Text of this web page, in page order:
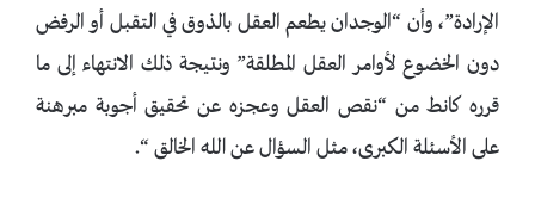
الإرادة”، وأن “الوجدان يطعم العقل بالذوق في التقبل أو الرفض
دون الخضوع لأوامر العقل المطلقة” ونتيجة ذلك الانتهاء إلى ما
قرره كانط من “نقص العقل وعجزه عن تحقيق أجوبة مبرهنة
على الأسئلة الكبرى، مثل السؤال عن الله الخالق “.